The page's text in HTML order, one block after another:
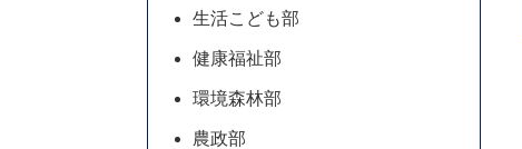
生活こども部
健康福祉部
環境森林部
農政部